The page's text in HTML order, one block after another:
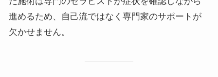
進めるため、自己流ではなく専門家のサポートが
欠かせません。